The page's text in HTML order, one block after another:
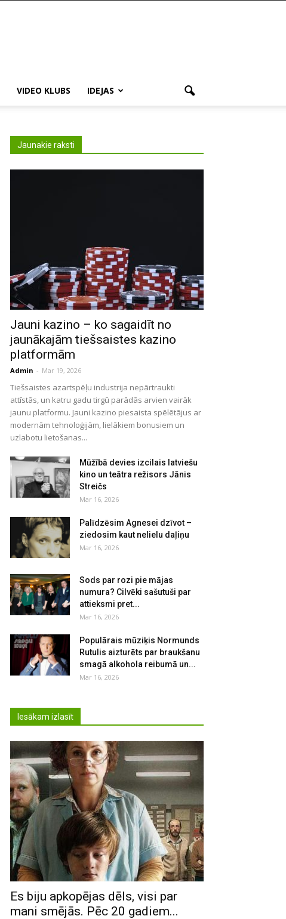
VIDEO KLUBS IDEJAS
Jaunakie raksti
Jauni kazino – ko sagaidīt no
jaunākajām tiešsaistes kazino
platformām
Admin - Mar 19, 2026
Tiešsaistes azartspēļu industrija nepārtraukti
attīstās, un katru gadu tirgū parādās arvien vairāk
jaunu platformu. Jauni kazino piesaista spēlētājus ar
modernām tehnoloģijām, lielākiem bonusiem un
uzlabotu lietošanas...
Mūžībā devies izcilais latviešu
kino un teātra režisors Jānis
Streičs
Mar 16, 2026
Palīdzēsim Agnesei dzīvot –
ziedosim kaut nelielu daļiņu
Mar 16, 2026
Sods par rozi pie mājas
numura? Cilvēki sašutuši par
attieksmi pret...
Mar 16, 2026
Populārais mūziķis Normunds
Rutulis aizturēts par braukšanu
smagā alkohola reibumā un...
Mar 16, 2026
Iesākam izlasīt
Es biju apkopējas dēls, visi par
mani smējās. Pēc 20 gadiem...